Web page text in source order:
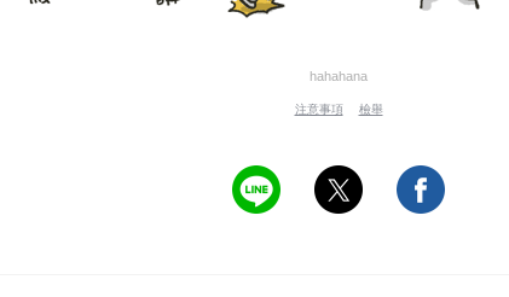
hahahana
注意事項 檢舉